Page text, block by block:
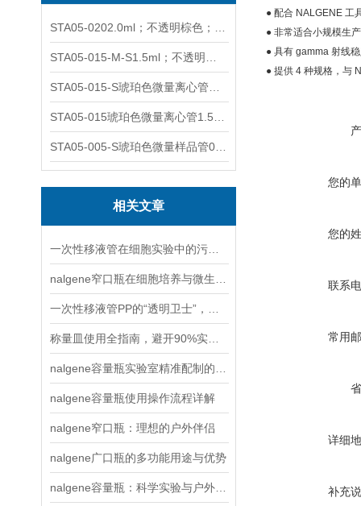
相关文章
nalgene容量瓶使用操作流程详解
nalgene窄口瓶：理想的户外伴侣
nalgene广口瓶的多功能用途与优势
● 配合 NALGENE 工
● 非常适合小规模生
● 具有 gamma 射线
● 提供 4 种规格，与
您的
您的
联系
常用
详细
补充